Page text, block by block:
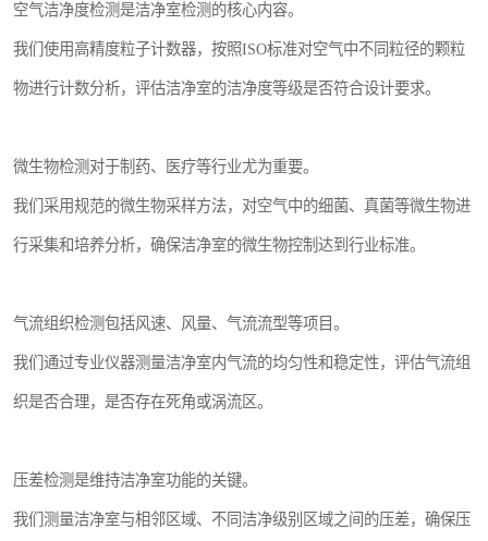
空气洁净度检测是洁净室检测的核心内容。
我们使用高精度粒子计数器，按照ISO标准对空气中不同粒径的颗粒
物进行计数分析，评估洁净室的洁净度等级是否符合设计要求。
微生物检测对于制药、医疗等行业尤为重要。
我们采用规范的微生物采样方法，对空气中的细菌、真菌等微生物进
行采集和培养分析，确保洁净室的微生物控制达到行业标准。
气流组织检测包括风速、风量、气流流型等项目。
我们通过专业仪器测量洁净室内气流的均匀性和稳定性，评估气流组
织是否合理，是否存在死角或涡流区。
压差检测是维持洁净室功能的关键。
我们测量洁净室与相邻区域、不同洁净级别区域之间的压差，确保压